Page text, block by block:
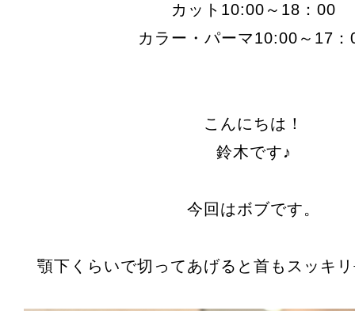
カット10:00～18：00
カラー・パーマ10:00～17：
こんにちは！
鈴木です♪
今回はボブです。
顎下くらいで切ってあげると首もスッキ